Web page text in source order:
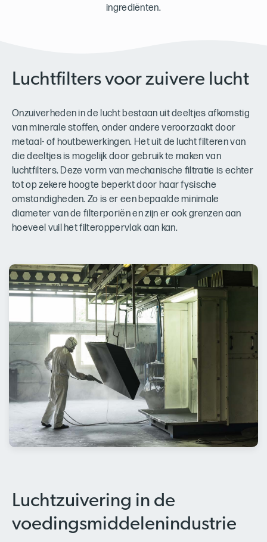
ingrediënten.
Luchtfilters voor zuivere lucht
Onzuiverheden in de lucht bestaan uit deeltjes afkomstig
van minerale stoffen, onder andere veroorzaakt door
metaal- of houtbewerkingen. Het uit de lucht filteren van
die deeltjes is mogelijk door gebruik te maken van
luchtfilters. Deze vorm van mechanische filtratie is echter
tot op zekere hoogte beperkt door haar fysische
omstandigheden. Zo is er een bepaalde minimale
diameter van de filterporiën en zijn er ook grenzen aan
hoeveel vuil het filteroppervlak aan kan.
Luchtzuivering in de
voedingsmiddelenindustrie